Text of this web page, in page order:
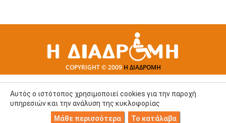
COPYRIGHT © 2009 Η ΔΙΑΔΡΟΜΗ
Αυτός ο ιστότοπος χρησιμοποιεί cookies για την παροχή
υπηρεσιών και την ανάλυση της κυκλοφορίας
Μάθε περισσότερα
Το κατάλαβα